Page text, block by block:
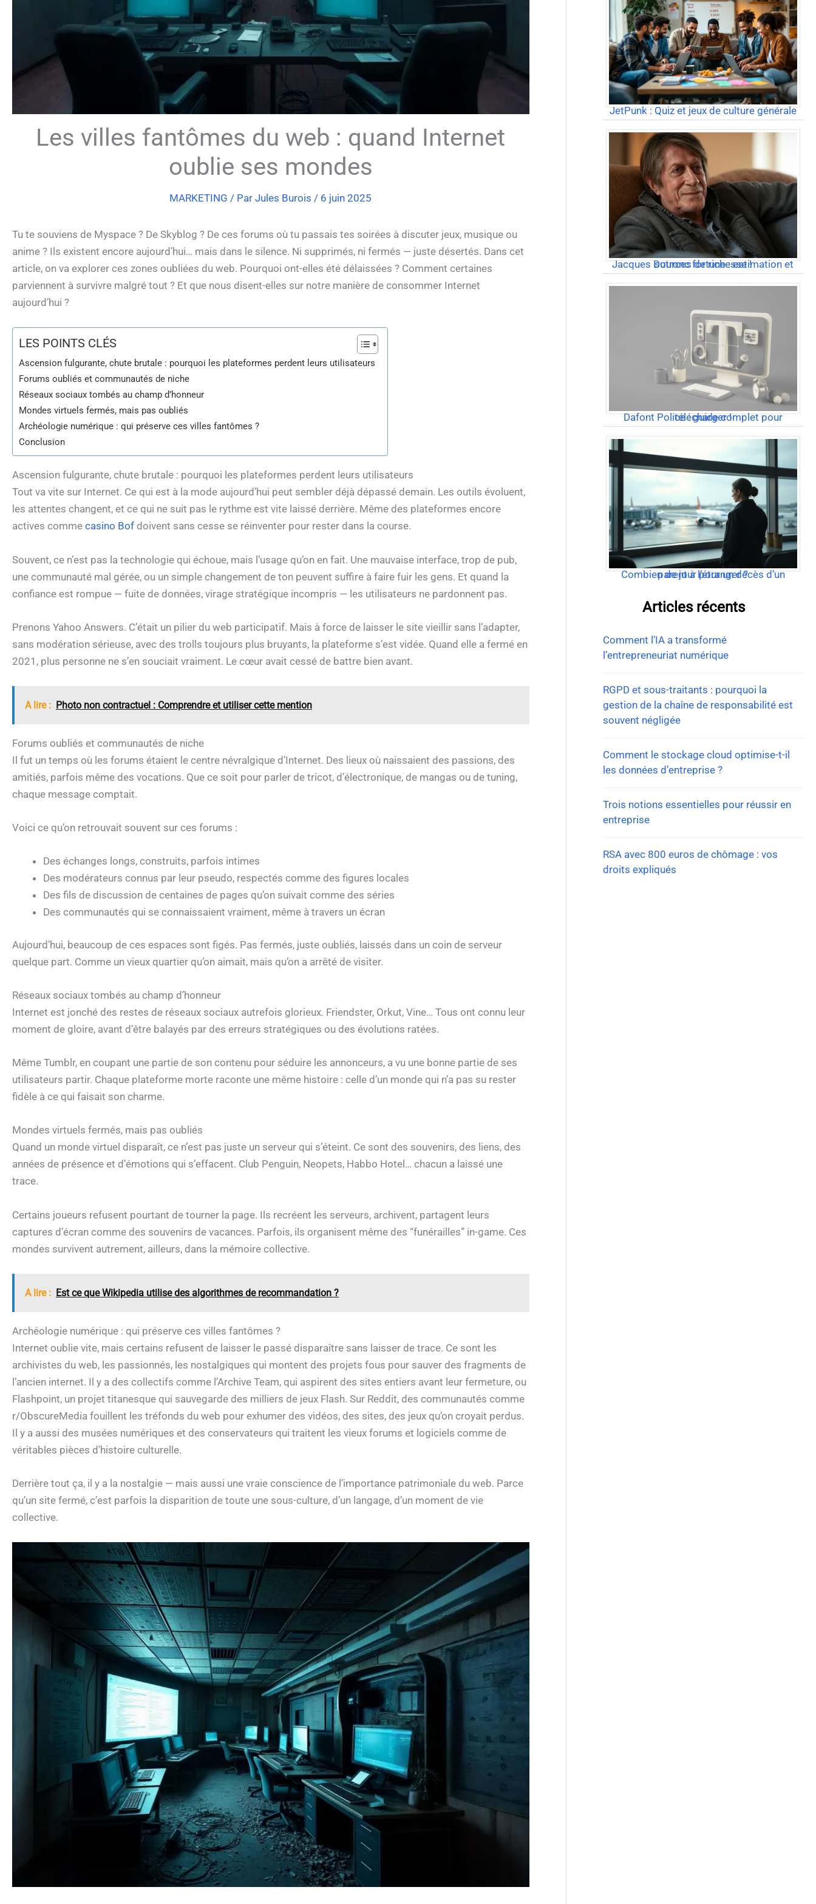
Les villes fantômes du web : quand Internet
oublie ses mondes
MARKETING / ParJules Burois/ 6 juin 2025
Tu te souviens de Myspace ? De Skyblog ? De ces forums où tu passais tes soirées à discuter jeux, musique ou
anime ? Ils existent encore aujourd’hui… mais dans le silence. Ni supprimés, ni fermés — juste désertés. Dans cet
article, on va explorer ces zones oubliées du web. Pourquoi ont-elles été délaissées ? Comment certaines
parviennent à survivre malgré tout ? Et que nous disent-elles sur notre manière de consommer Internet
aujourd’hui ?
LES POINTS CLÉS
Ascension fulgurante, chute brutale : pourquoi les plateformes perdent leurs utilisateurs
Forums oubliés et communautés de niche
Réseaux sociaux tombés au champ d’honneur
Mondes virtuels fermés, mais pas oubliés
Archéologie numérique : qui préserve ces villes fantômes ?
Conclusion
Ascension fulgurante, chute brutale : pourquoi les plateformes perdent leurs utilisateurs
Tout va vite sur Internet. Ce qui est à la mode aujourd’hui peut sembler déjà dépassé demain. Les outils évoluent,
les attentes changent, et ce qui ne suit pas le rythme est vite laissé derrière. Même des plateformes encore
actives comme casino Bof doivent sans cesse se réinventer pour rester dans la course.
Souvent, ce n’est pas la technologie qui échoue, mais l’usage qu’on en fait. Une mauvaise interface, trop de pub,
une communauté mal gérée, ou un simple changement de ton peuvent suffire à faire fuir les gens. Et quand la
confiance est rompue — fuite de données, virage stratégique incompris — les utilisateurs ne pardonnent pas.
Prenons Yahoo Answers. C’était un pilier du web participatif. Mais à force de laisser le site vieillir sans l’adapter,
sans modération sérieuse, avec des trolls toujours plus bruyants, la plateforme s’est vidée. Quand elle a fermé en
2021, plus personne ne s’en souciait vraiment. Le cœur avait cessé de battre bien avant.
A lire : Photo non contractuel : Comprendre et utiliser cette mention
Forums oubliés et communautés de niche
Il fut un temps où les forums étaient le centre névralgique d’Internet. Des lieux où naissaient des passions, des
amitiés, parfois même des vocations. Que ce soit pour parler de tricot, d’électronique, de mangas ou de tuning,
chaque message comptait.
Voici ce qu’on retrouvait souvent sur ces forums :
Des échanges longs, construits, parfois intimes
Des modérateurs connus par leur pseudo, respectés comme des figures locales
Des fils de discussion de centaines de pages qu’on suivait comme des séries
Des communautés qui se connaissaient vraiment, même à travers un écran
Aujourd’hui, beaucoup de ces espaces sont figés. Pas fermés, juste oubliés, laissés dans un coin de serveur
quelque part. Comme un vieux quartier qu’on aimait, mais qu’on a arrêté de visiter.
Réseaux sociaux tombés au champ d’honneur
Internet est jonché des restes de réseaux sociaux autrefois glorieux. Friendster, Orkut, Vine… Tous ont connu leur
moment de gloire, avant d’être balayés par des erreurs stratégiques ou des évolutions ratées.
Même Tumblr, en coupant une partie de son contenu pour séduire les annonceurs, a vu une bonne partie de ses
utilisateurs partir. Chaque plateforme morte raconte une même histoire : celle d’un monde qui n’a pas su rester
fidèle à ce qui faisait son charme.
Mondes virtuels fermés, mais pas oubliés
Quand un monde virtuel disparaît, ce n’est pas juste un serveur qui s’éteint. Ce sont des souvenirs, des liens, des
années de présence et d’émotions qui s’effacent. Club Penguin, Neopets, Habbo Hotel… chacun a laissé une
trace.
Certains joueurs refusent pourtant de tourner la page. Ils recréent les serveurs, archivent, partagent leurs
captures d’écran comme des souvenirs de vacances. Parfois, ils organisent même des “funérailles” in-game. Ces
mondes survivent autrement, ailleurs, dans la mémoire collective.
A lire : Est ce que Wikipedia utilise des algorithmes de recommandation ?
Archéologie numérique : qui préserve ces villes fantômes ?
Internet oublie vite, mais certains refusent de laisser le passé disparaître sans laisser de trace. Ce sont les
archivistes du web, les passionnés, les nostalgiques qui montent des projets fous pour sauver des fragments de
l’ancien internet. Il y a des collectifs comme l’Archive Team, qui aspirent des sites entiers avant leur fermeture, ou
Flashpoint, un projet titanesque qui sauvegarde des milliers de jeux Flash. Sur Reddit, des communautés comme
r/ObscureMedia fouillent les tréfonds du web pour exhumer des vidéos, des sites, des jeux qu’on croyait perdus.
Il y a aussi des musées numériques et des conservateurs qui traitent les vieux forums et logiciels comme de
véritables pièces d’histoire culturelle.
Derrière tout ça, il y a la nostalgie — mais aussi une vraie conscience de l’importance patrimoniale du web. Parce
qu’un site fermé, c’est parfois la disparition de toute une sous-culture, d’un langage, d’un moment de vie
collective.
JetPunk : Quiz et jeux de culture générale
Jacques Dutronc fortune : estimation et sources de richesse !
Dafont Police : guide complet pour télécharger !
Combien de jour pour un décès d’un parent à l’étranger ?
Articles récents
Comment l’IA a transformé
l’entrepreneuriat numérique
RGPD et sous-traitants : pourquoi la
gestion de la chaîne de responsabilité est
souvent négligée
Comment le stockage cloud optimise-t-il
les données d’entreprise ?
Trois notions essentielles pour réussir en
entreprise
RSA avec 800 euros de chômage : vos
droits expliqués